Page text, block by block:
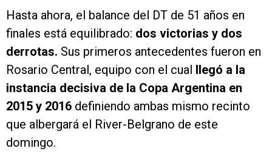
Hasta ahora, el balance del DT de 51 años en
finales está equilibrado: dos victorias y dos
derrotas. Sus primeros antecedentes fueron en
Rosario Central, equipo con el cual
llegó a la
instancia decisiva de la Copa Argentina en
2015 y 2016 definiendo ambas mismo recinto
que albergará el River-Belgrano de este
domingo.